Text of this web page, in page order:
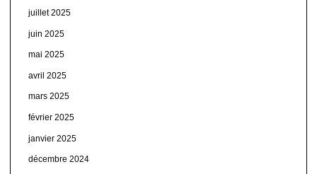
juillet 2025
juin 2025
mai 2025
avril 2025
mars 2025
février 2025
janvier 2025
décembre 2024